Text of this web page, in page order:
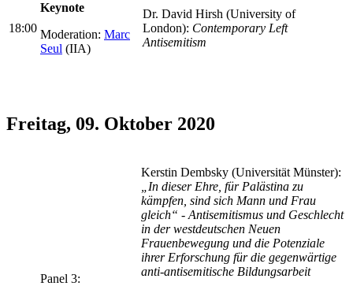
18:00
Keynote
Moderation: Marc
Seul (IIA)
Dr. David Hirsh (University of
London): Contemporary Left
Antisemitism
Freitag, 09. Oktober 2020
Panel 3:
Kerstin Dembsky (Universität Münster):
„In dieser Ehre, für Palästina zu
kämpfen, sind sich Mann und Frau
gleich“ - Antisemitismus und Geschlecht
in der westdeutschen Neuen
Frauenbewegung und die Potenziale
ihrer Erforschung für die gegenwärtige
anti-antisemitische Bildungsarbeit